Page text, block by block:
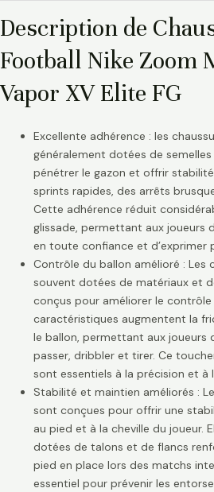
Description de
Football Nike Zoom
Vapor XV Elite FG
Excellente adhérence : les
généralement dotées de
pénétrer le gazon et offrir
sprints rapides, des arrêts
Cette adhérence réduit
glissade, permettant aux joueurs
en toute confiance et d’exprimer
Contrôle du ballon amélioré : Les
souvent dotées de matériaux et
conçus pour améliorer le contrôle
caractéristiques augmentent la
le ballon, permettant aux joueurs
passer, dribbler et tirer. Ce
sont essentiels à la précision et
Stabilité et maintien améliorés :
sont conçues pour offrir une
au pied et à la cheville du joueur.
dotées de talons et de flancs
pied en place lors des matchs
essentiel pour prévenir les